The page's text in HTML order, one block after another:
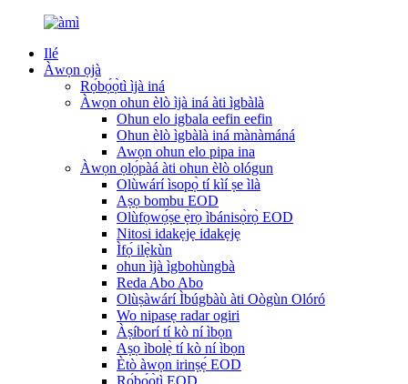
Ilé
Àwọn ọjà
Rọ́bọ́ọ̀tì ìjà iná
Àwọn ohun èlò ìjà iná àti ìgbàlà
Ohun elo igbala eefin eefin
Ohun èlò ìgbàlà iná mànàmáná
Awọn ohun elo pipa ina
Àwọn ọlọ́pàá àti ohun èlò ológun
Olùwárí ìsopọ̀ tí kìí ṣe ìlà
Aṣọ bombu EOD
Olùfọwọ́ṣe ẹ̀rọ ìbánisọ̀rọ̀ EOD
Nitosi idakẹjẹ idakẹjẹ
Ìfọ́ ilẹ̀kùn
ohun ìjà ìgbohùngbà
Reda Abo Abo
Olùṣàwárí Ìbúgbàù àti Oògùn Olóró
Wo nipasẹ radar ogiri
Àṣíborí tí kò ní ìbọn
Aṣọ ìbolẹ̀ tí kò ní ìbọn
Ètò àwọn irinṣẹ́ EOD
Rọ́bọ́ọ̀tì EOD